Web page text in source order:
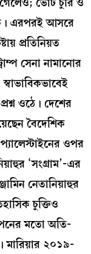
এরপরই আসরে
প্রতিনিয়ত
সেনা নামানোর
ওঠে। দেশের
বৈদেশিক
ওপর
‘সংগ্রাম’-এর
নেতানিয়াহুর
চুক্তিও
পেনের মতো অতি-
মারিয়ার ২০১৯-